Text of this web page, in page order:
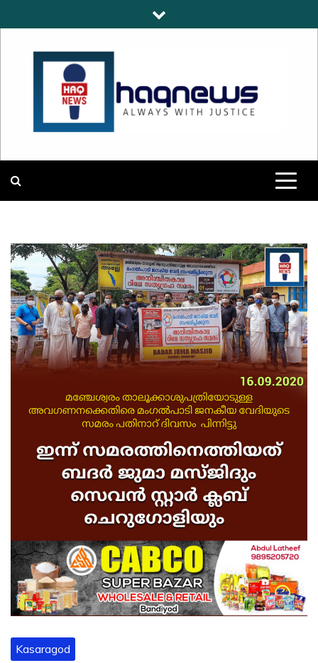
to
HAQNEWS
Kasaragod